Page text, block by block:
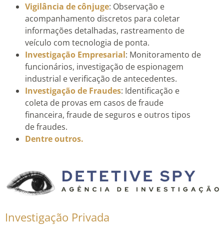
Vigilância de cônjuge: Observação e
acompanhamento discretos para coletar
informações detalhadas, rastreamento de
veículo com tecnologia de ponta.
Investigação Empresarial: Monitoramento de
funcionários, investigação de espionagem
industrial e verificação de antecedentes.
Investigação de Fraudes: Identificação e
coleta de provas em casos de fraude
financeira, fraude de seguros e outros tipos
de fraudes.
Dentre outros.
Investigação Privada